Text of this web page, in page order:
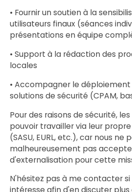
• Fournir un soutien à la
utilisateurs finaux (séances
présentations en équipe
• Support à la rédaction des
locales
• Accompagner le
solutions de sécurité (CPAM,
Pour des raisons de sécurité,
pouvoir travailler via leur
(SASU, EURL, etc.), car nous ne
malheureusement pas
d'externalisation pour cette
N'hésitez pas à me contacter